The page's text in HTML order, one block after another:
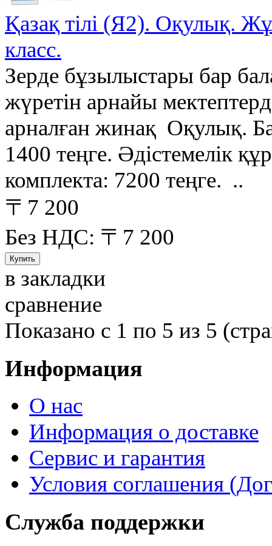
Қазақ тілі (Я2). Оқулық.
класс.
Зерде бұзылыстары бар
жүретін арнайы
арналған жинақ Оқулық.
1400 теңге. Әдістемелік
комплекта: 7200 теңге. ..
〒7 200
Без НДС: 〒7 200
в закладки
сравнение
Показано с 1 по 5 из 5
Информация
О нас
Информация о доставке
Сервис и гарантия
Условия соглашения
Служба поддержки